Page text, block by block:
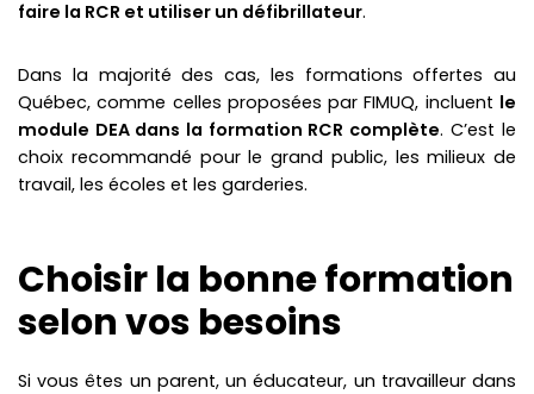
faire la RCR et utiliser un défibrillateur.
Dans la majorité des cas, les formations offertes au
Québec, comme celles proposées par FIMUQ, incluent le
module DEA dans la formation RCR complète. C’est le
choix recommandé pour le grand public, les milieux de
travail, les écoles et les garderies.
Choisir la bonne formation
selon vos besoins
Si vous êtes un parent, un éducateur, un travailleur dans